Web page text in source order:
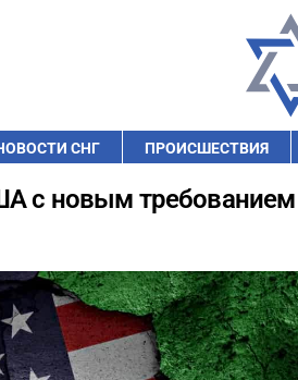
СНГ ПРОИСШЕСТВИЯ
с новым требованием